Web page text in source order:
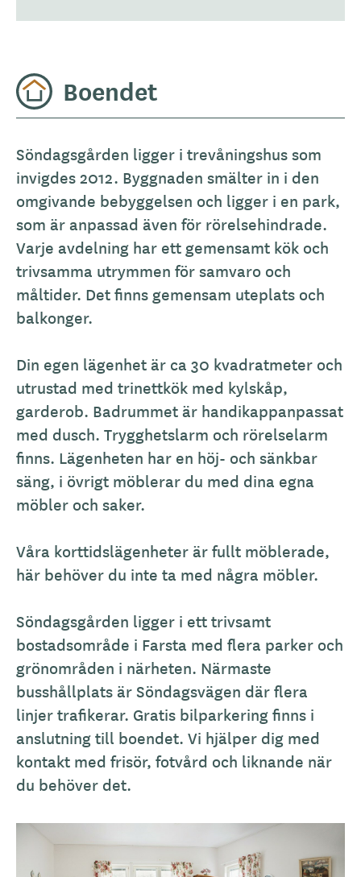
Boendet
A
l
l
m
ä
n
b
e
k
r
i
v
n
i
n
Söndagsgården ligger i trevåningshus som
invigdes 2012. Byggnaden smälter in i den
omgivande bebyggelsen och ligger i en park,
som är anpassad även för rörelsehindrade.
Varje avdelning har ett gemensamt kök och
trivsamma utrymmen för samvaro och
måltider. Det finns gemensam uteplats och
balkonger.
Din egen lägenhet är ca 30 kvadratmeter och
utrustad med trinettkök med kylskåp,
garderob. Badrummet är handikappanpassat
med dusch. Trygghetslarm och rörelselarm
finns. Lägenheten har en höj- och sänkbar
säng, i övrigt möblerar du med dina egna
möbler och saker.
Våra korttidslägenheter är fullt möblerade,
här behöver du inte ta med några möbler.
Söndagsgården ligger i ett trivsamt
bostadsområde i Farsta med flera parker och
grönområden i närheten. Närmaste
busshållplats är Söndagsvägen där flera
linjer trafikerar. Gratis bilparkering finns i
anslutning till boendet. Vi hjälper dig med
kontakt med frisör, fotvård och liknande när
du behöver det.